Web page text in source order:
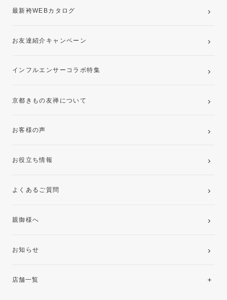
最新袴WEBカタログ
お友達紹介キャンペーン
インフルエンサーコラボ特集
京都きもの友禅について
お客様の声
お役立ち情報
よくあるご質問
親御様へ
お知らせ
店舗一覧